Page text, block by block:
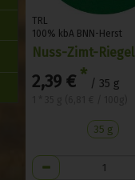
TRL
100% kbA BNN-Herst
Nuss-Zimt-Riegel
2,39 € * / 35 g
35 g
Anzahl